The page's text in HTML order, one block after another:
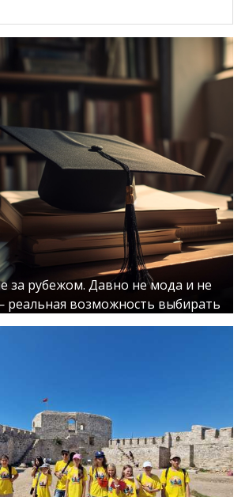
за рубежом. Давно не мода и не
реальная возможность выбирать